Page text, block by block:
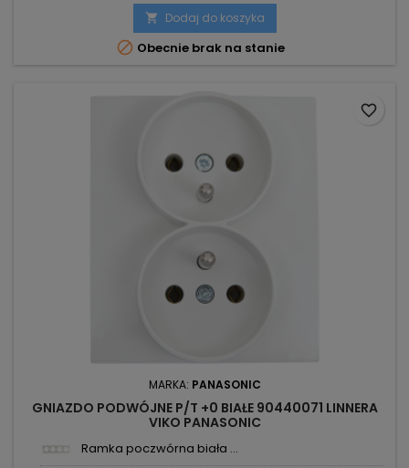
 Dodaj do koszyka
 Obecnie brak na stanie
MARKA: PANASONIC
GNIAZDO PODWÓJNE P/T +0 BIAŁE 90440071 LINNERA
VIKO PANASONIC
Ramka poczwórna biała ...
favorite_border